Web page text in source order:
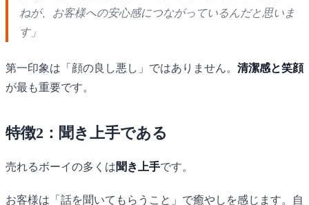
ねが、お客様への安心感につながっているんだと思いま
す」
第一印象は「顔の良し悪し」ではありません。 清潔感と笑顔
が最も重要です。
特徴2：聞き上手である
売れるボーイの多くは聞き上手です。
お客様は「話を聞いてもらうこと」で癒やしを感じます。自